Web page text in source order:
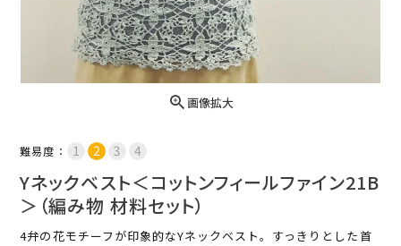
画像拡大
難易度：
Yネックベスト＜コットンフィールファイン21B
＞（編み物 材料セット）
4弁の花モチーフが印象的なYネックベスト。すっきりとした首